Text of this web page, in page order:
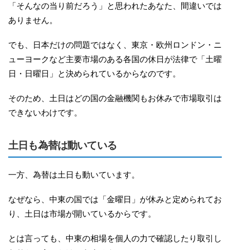
「そんなの当り前だろう」と思われたあなた、間違いでは
ありません。
でも、日本だけの問題ではなく、東京・欧州ロンドン・ニ
ューヨークなど主要市場のある各国の休日が法律で「土曜
日・日曜日」と決められているからなのです。
そのため、土日はどの国の金融機関もお休みで市場取引は
できないわけです。
土日も為替は動いている
一方、為替は土日も動いています。
なぜなら、中東の国では「金曜日」が休みと定められてお
り、土日は市場が開いているからです。
とは言っても、中東の相場を個人の力で確認したり取引し